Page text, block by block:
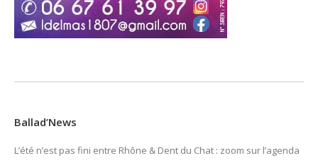
Ballad’News
L’été n’est pas fini entre Rhône & Dent du Chat : zoom sur l’agenda